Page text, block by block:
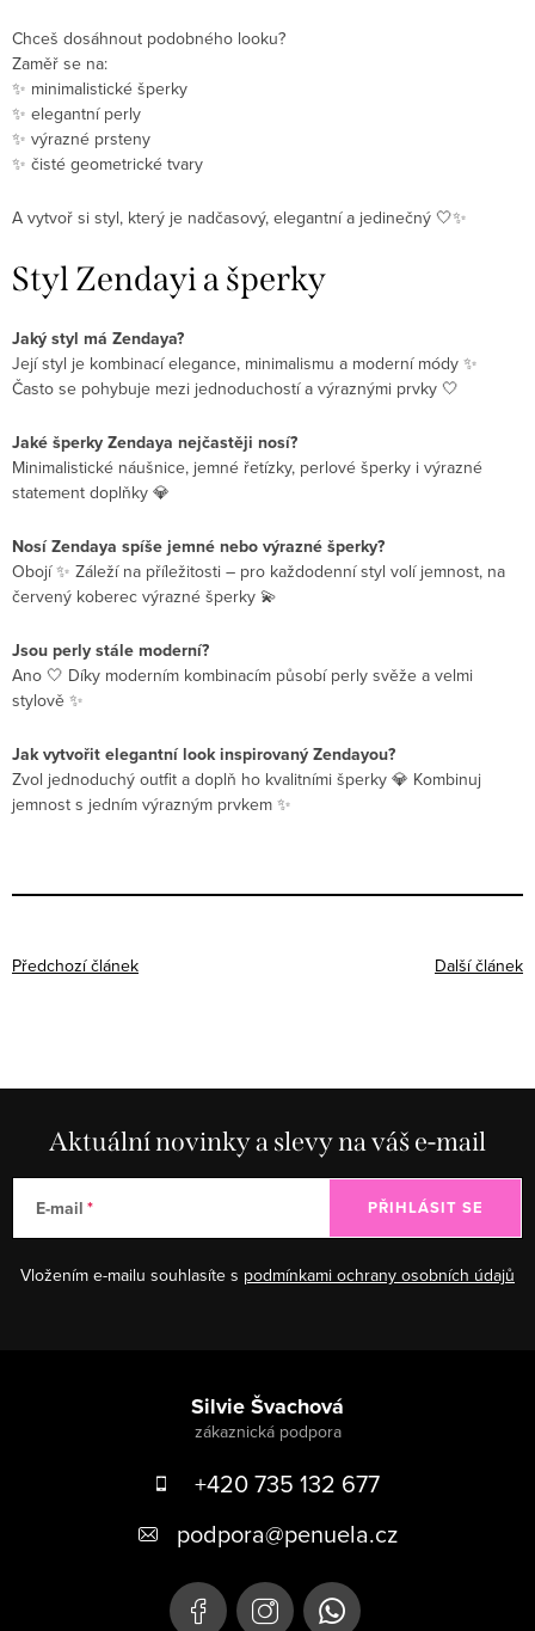
Chceš dosáhnout podobného looku?
Zaměř se na:
✨ minimalistické šperky
✨ elegantní perly
✨ výrazné prsteny
✨ čisté geometrické tvary
A vytvoř si styl, který je nadčasový, elegantní a jedinečný 🤍✨
Styl Zendayi a šperky
Jaký styl má Zendaya?
Její styl je kombinací elegance, minimalismu a moderní módy ✨
Často se pohybuje mezi jednoduchostí a výraznými prvky 🤍
Jaké šperky Zendaya nejčastěji nosí?
Minimalistické náušnice, jemné řetízky, perlové šperky i výrazné
statement doplňky 💎
Nosí Zendaya spíše jemné nebo výrazné šperky?
Obojí ✨ Záleží na příležitosti – pro každodenní styl volí jemnost, na
červený koberec výrazné šperky 💫
Jsou perly stále moderní?
Ano 🤍 Díky moderním kombinacím působí perly svěže a velmi
stylově ✨
Jak vytvořit elegantní look inspirovaný Zendayou?
Zvol jednoduchý outfit a doplň ho kvalitními šperky 💎 Kombinuj
jemnost s jedním výrazným prvkem ✨
Předchozí článek Další článek
Aktuální novinky a slevy na váš e-mail
E-mail
Vložením e-mailu souhlasíte s podmínkami ochrany osobních údajů
PŘIHLÁSIT SE
Silvie Švachová
+420 735 132 677
podpora@penuela.cz